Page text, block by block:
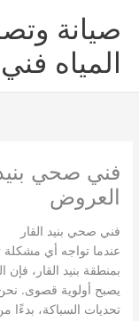
المحتوى
صيانة
المياه
فني صحي
العروض
فني صحي بنيد القار
عندما تواجه أي مشكلة
بمنطقة بنيد القار،
يصبح أولوية قصوى. نحن
تحديات السباكة، بدءًا